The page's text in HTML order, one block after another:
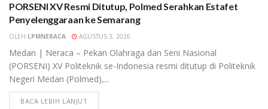
PORSENI XV Resmi Ditutup, Polmed Serahkan Estafet
Penyelenggaraan ke Semarang
OLEH LPMNERACA AGUSTUS 3, 2026
Medan | Neraca – Pekan Olahraga dan Seni Nasional
(PORSENI) XV Politeknik se-Indonesia resmi ditutup di Politeknik
Negeri Medan (Polmed),...
BACA LEBIH LANJUT